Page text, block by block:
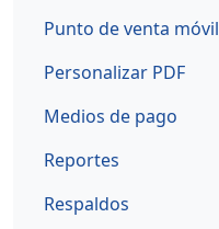
Punto de venta móvil
Personalizar PDF
Medios de pago
Reportes
Respaldos